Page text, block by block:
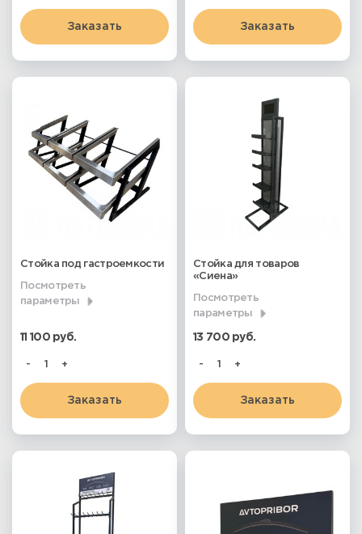
Заказать Заказать
Стойка под гастроемкости
Посмотреть
параметры
11 100 руб.
Заказать
- +
Стойка для товаров
«Сиена»
Посмотреть
параметры
13 700 руб.
Заказать
- +